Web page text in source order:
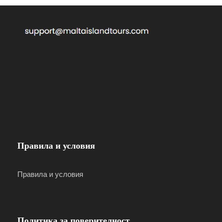
огромната водна пързалка и тераса за слънчеви
се разходете по брега, за да разгледате този
пиратските пещери Санта Мария, както и да
скално образувание.
Правила и условия
Правила и условия